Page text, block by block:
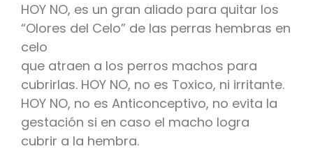
HOY NO, es un gran aliado para quitar los
“Olores del Celo” de las perras hembras en
celo
que atraen a los perros machos para
cubrirlas. HOY NO, no es Toxico, ni irritante.
HOY NO, no es Anticonceptivo, no evita la
gestación si en caso el macho logra
cubrir a la hembra.